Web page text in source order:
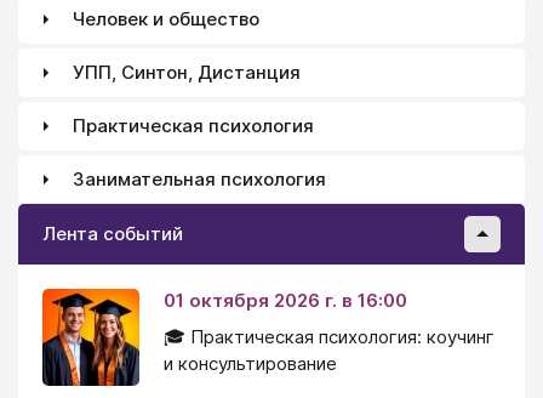
Человек и общество
УПП, Синтон, Дистанция
Практическая психология
Занимательная психология
Лента событий
01 октября 2026 г. в 16:00
🎓 Практическая психология: коучинг
и консультирование